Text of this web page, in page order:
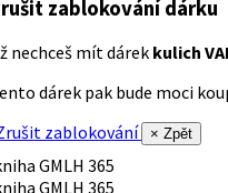
zablokování dárku
nechceš mít dárek kulich
dárek pak bude moci
zablokování
× Zpět